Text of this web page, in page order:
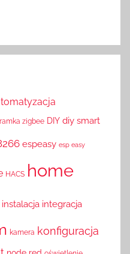
zigbee DIY diy smart
espeasy esp easy
HACS home
instalacja integracja
kamera konfiguracja